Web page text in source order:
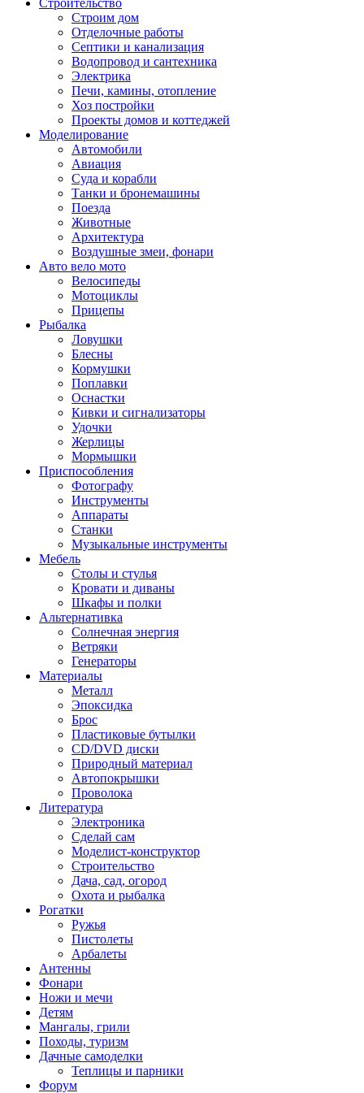
Строительство
Строим дом
Отделочные работы
Септики и канализация
Водопровод и сантехника
Электрика
Печи, камины, отопление
Хоз постройки
Проекты домов и коттеджей
Моделирование
Автомобили
Авиация
Суда и корабли
Танки и бронемашины
Поезда
Животные
Архитектура
Воздушные змеи, фонари
Авто вело мото
Велосипеды
Мотоциклы
Прицепы
Рыбалка
Ловушки
Блесны
Кормушки
Поплавки
Оснастки
Кивки и сигнализаторы
Удочки
Жерлицы
Мормышки
Приспособления
Фотографу
Инструменты
Аппараты
Станки
Музыкальные инструменты
Мебель
Столы и стулья
Кровати и диваны
Шкафы и полки
Альтернативка
Солнечная энергия
Ветряки
Генераторы
Материалы
Металл
Эпоксидка
Брос
Пластиковые бутылки
CD/DVD диски
Природный материал
Автопокрышки
Проволока
Литература
Электроника
Сделай сам
Моделист-конструктор
Строительство
Дача, сад, огород
Охота и рыбалка
Рогатки
Ружья
Пистолеты
Арбалеты
Антенны
Фонари
Ножи и мечи
Детям
Мангалы, грили
Походы, туризм
Дачные самоделки
Теплицы и парники
Форум